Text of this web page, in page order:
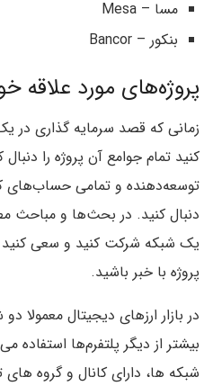
مسا – Mesa
بنکور – Bancor
پروژه‌های مورد علاقه
زمانی که قصد سرمایه گذاری در
کنید تمام جوامع آن پروژه را
توسعه‌دهنده و تمامی حساب‌های
دنبال کنید. در بحث‌ها و مباحث
یک شبکه شرکت کنید و سعی کنید
پروژه با خبر باشید.
در بازار ارزهای دیجیتال معمولا
بیشتر از دیگر پلتفرم‌ها استفاده
شبکه ها، دارای کانال و گروه